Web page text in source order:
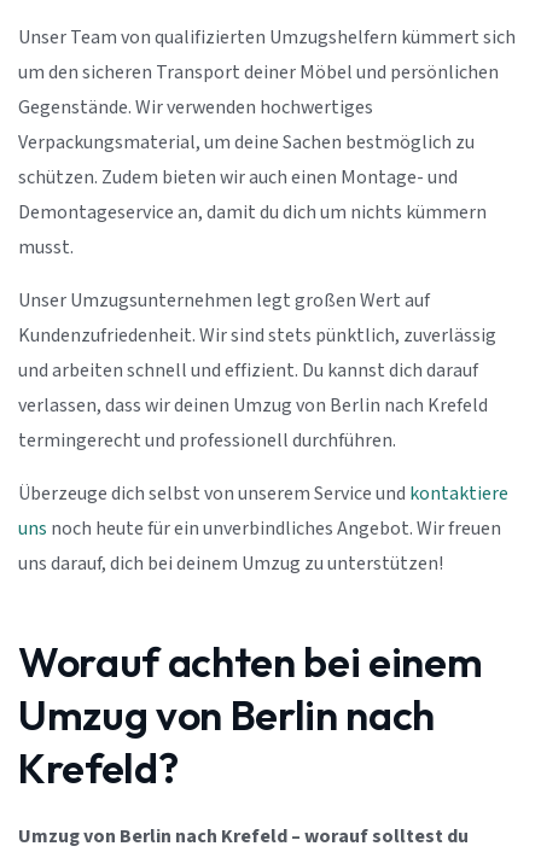
Unser Team von qualifizierten Umzugshelfern kümmert sich
um den sicheren Transport deiner Möbel und persönlichen
Gegenstände. Wir verwenden hochwertiges
Verpackungsmaterial, um deine Sachen bestmöglich zu
schützen. Zudem bieten wir auch einen Montage- und
Demontageservice an, damit du dich um nichts kümmern
musst.
Unser Umzugsunternehmen legt großen Wert auf
Kundenzufriedenheit. Wir sind stets pünktlich, zuverlässig
und arbeiten schnell und effizient. Du kannst dich darauf
verlassen, dass wir deinen Umzug von Berlin nach Krefeld
termingerecht und professionell durchführen.
Überzeuge dich selbst von unserem Service und kontaktiere
uns noch heute für ein unverbindliches Angebot. Wir freuen
uns darauf, dich bei deinem Umzug zu unterstützen!
Worauf achten bei einem
Umzug von Berlin nach
Krefeld?
Umzug von Berlin nach Krefeld – worauf solltest du